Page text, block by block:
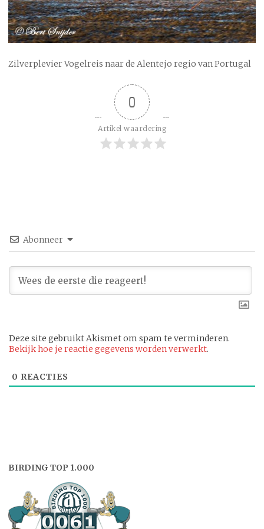
Zilverplevier Vogelreis naar de Alentejo regio van Portugal
0
Artikel waardering
Abonneer
Deze site gebruikt Akismet om spam te verminderen.
Bekijk hoe je reactie gegevens worden verwerkt.
0 REACTIES
BIRDING TOP 1.000